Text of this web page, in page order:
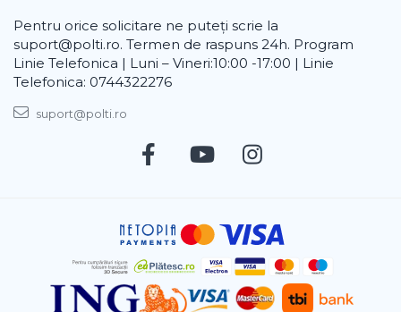
Pentru orice solicitare ne puteți scrie la
suport@polti.ro. Termen de raspuns 24h. Program
Linie Telefonica | Luni – Vineri:10:00 -17:00 | Linie
Telefonica: 0744322276
suport@polti.ro